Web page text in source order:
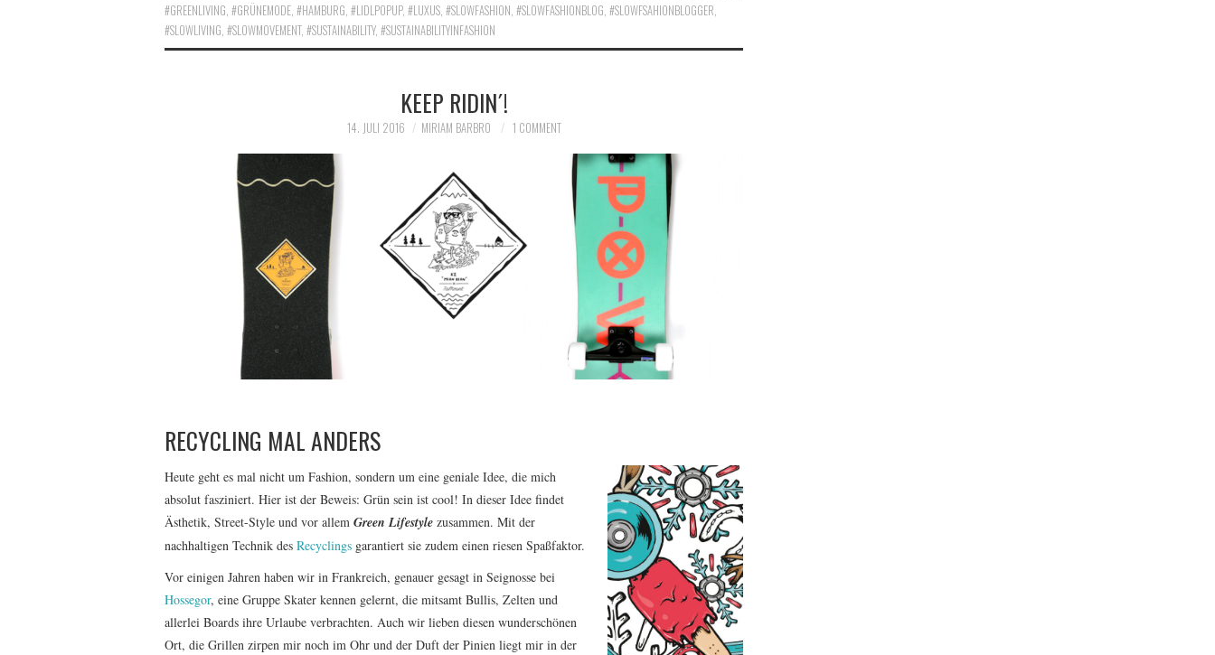
#GREENLIVING, #GRÜNEMODE, #HAMBURG, #LIDLPOPUP, #LUXUS, #SLOWFASHION, #SLOWFASHIONBLOG, #SLOWFSAHIONBLOGGER,
#SLOWLIVING, #SLOWMOVEMENT, #SUSTAINABILITY, #SUSTAINABILITYINFASHION
KEEP RIDIN´!
14. JULI 2016 MIRIAM BARBRO 1 COMMENT
RECYCLING MAL ANDERS
Heute geht es mal nicht um Fashion, sondern um eine geniale Idee, die mich
absolut fasziniert. Hier ist der Beweis: Grün sein ist cool! In dieser Idee findet
Ästhetik, Street-Style und vor allem Green Lifestyle zusammen. Mit der
nachhaltigen Technik des Recyclings garantiert sie zudem einen riesen Spaßfaktor.
Vor einigen Jahren haben wir in Frankreich, genauer gesagt in Seignosse bei
Hossegor, eine Gruppe Skater kennen gelernt, die mitsamt Bullis, Zelten und
allerlei Boards ihre Urlaube verbrachten. Auch wir lieben diesen wunderschönen
Ort, die Grillen zirpen mir noch im Ohr und der Duft der Pinien liegt mir in der